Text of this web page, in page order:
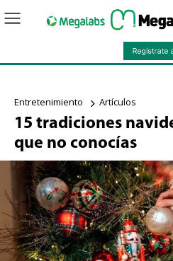
Entretenimiento Artículos
15 tradiciones
que no conocías